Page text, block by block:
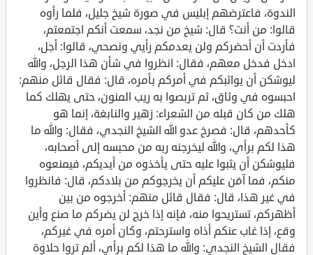
الندوة، فاعترضهم إبليس في صورة شيخ جليل، فلما رأوه
قالوا: من أنت؟ قال: شيخ من نجد، سمعت أنكم اجتمعتم،
فأردت أن أحضركم ولن يعدمكم رأيي ونصحي، قالوا: أجل،
ادخل فدخل معهم، فقال: انظروا في شأن هذا الرجل، والله
ليوشكن أن يواثبكم في أمركم بأمره، قال: فقال قائل منهم:
احبسوه في وثاق، ثم تربصوا به ريب المنون، حتى يهلك كما
هلك من كان قبله من الشعراء: زهير والنابغة، إنما هو
كأحدهم، قال: فصرخ عدو الله الشيخ النجدي، فقال: والله ما
هذا لكم برأي، والله ليخرجنه ربه من محبسه إلى أصحابه،
فليوشكن أن يثبوا عليه حتى يأخذوه من أيديكم، فيمنعوه
منكم، فما آمَن عليكم أن يخرجوكم من بلادكم، قال: فانظروا
في غير هذا، قال: فقال قائل منهم: أخرجوه من بين
أظهركم، تستريحوا منه، فإنه إذا خرج لن يضركم ما صنع وأين
وقع، إذا غاب عنكم أذاه واسترحتم، وكان أمره في غيركم،
فقال الشيخ النجدي: والله ما هذا لكم برأي، ألم تروا حلاوة